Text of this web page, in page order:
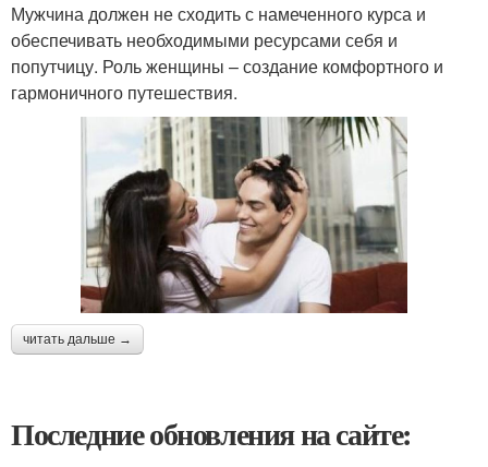
Мужчина должен не сходить с намеченного курса и
обеспечивать необходимыми ресурсами себя и
попутчицу. Роль женщины – создание комфортного и
гармоничного путешествия.
читать дальше →
Последние обновления на сайте: